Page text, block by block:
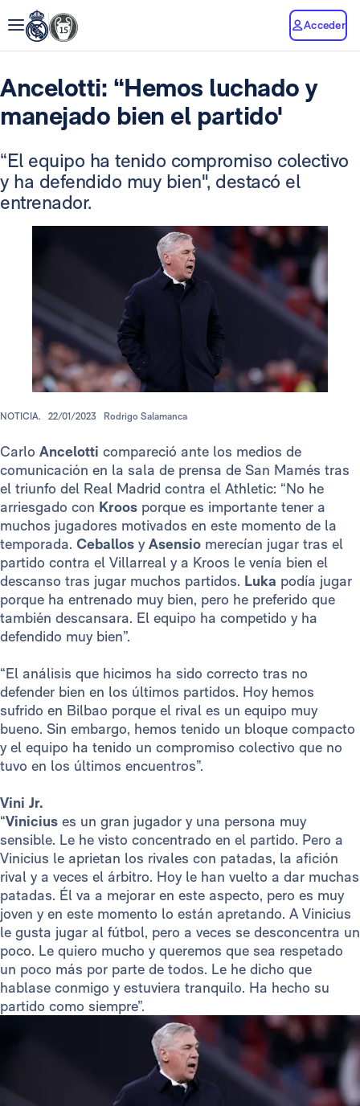
Acceder
Ancelotti: “Hemos luchado y
manejado bien el partido'
“El equipo ha tenido compromiso colectivo
y ha defendido muy bien", destacó el
entrenador.
NOTICIA. 22/01/2023 Rodrigo Salamanca
Carlo Ancelotti compareció ante los medios de
comunicación en la sala de prensa de San Mamés tras
el triunfo del Real Madrid contra el Athletic: “No he
arriesgado con Kroos porque es importante tener a
muchos jugadores motivados en este momento de la
temporada. Ceballos yAsensio merecían jugar tras el
partido contra el Villarreal y a Kroos le venía bien el
descanso tras jugar muchos partidos. Luka podía jugar
porque ha entrenado muy bien, pero he preferido que
también descansara. El equipo ha competido y ha
defendido muy bien”.
“El análisis que hicimos ha sido correcto tras no
defender bien en los últimos partidos. Hoy hemos
sufrido en Bilbao porque el rival es un equipo muy
bueno. Sin embargo, hemos tenido un bloque compacto
y el equipo ha tenido un compromiso colectivo que no
tuvo en los últimos encuentros”.
Vini Jr.
“Vinicius es un gran jugador y una persona muy
sensible. Le he visto concentrado en el partido. Pero a
Vinicius le aprietan los rivales con patadas, la afición
rival y a veces el árbitro. Hoy le han vuelto a dar muchas
patadas. Él va a mejorar en este aspecto, pero es muy
joven y en este momento lo están apretando. A Vinicius
le gusta jugar al fútbol, pero a veces se desconcentra un
poco. Le quiero mucho y queremos que sea respetado
un poco más por parte de todos. Le he dicho que
hablase conmigo y estuviera tranquilo. Ha hecho su
partido como siempre”.